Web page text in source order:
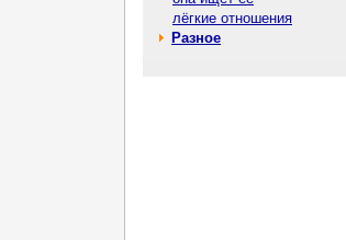
лёгкие отношения
Разное